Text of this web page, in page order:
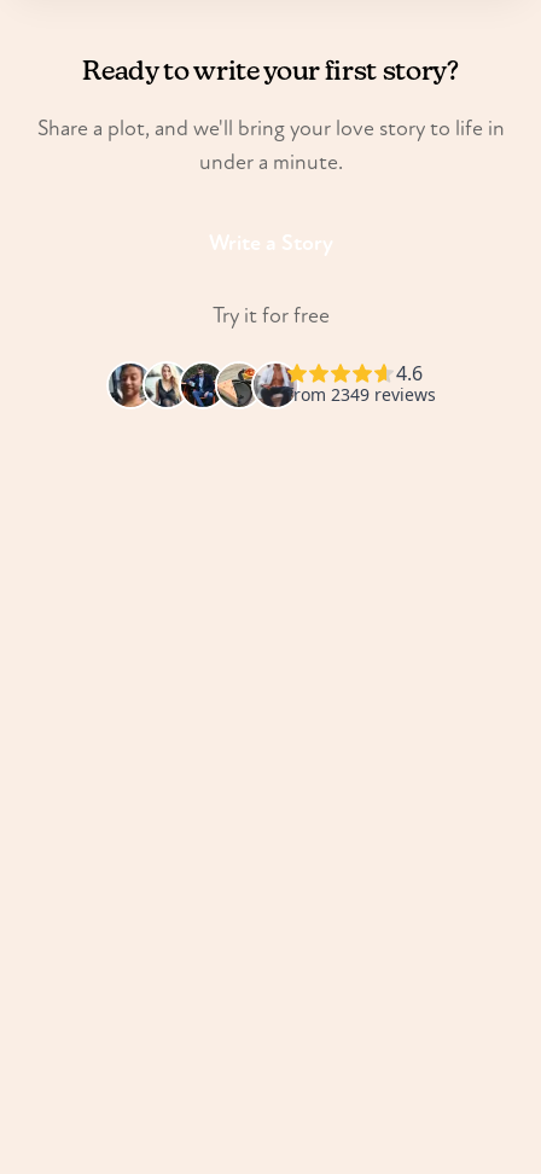
Ready to write your first story?
Share a plot, and we'll bring your love story to life in
under a minute.
Write a Story
Try it for free